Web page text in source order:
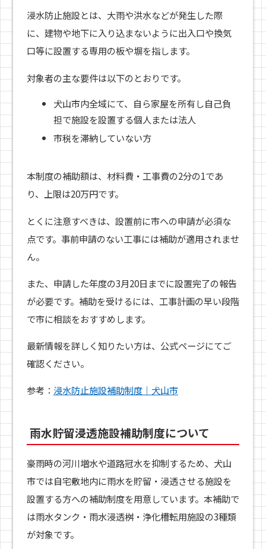
浸水防止施設とは、大雨や洪水などが発生した際
に、建物や地下に入り込まないように出入口や換気
口等に設置する専用の板や塀を指します。
対象者の主な要件は以下のとおりです。
犬山市内全域にて、自ら家屋を所有し自己負
担で施設を設置する個人または法人
市税を滞納していない方
本制度の補助額は、材料費・工事費の2分の1であ
り、上限は20万円です。
とくに注意すべきは、設置前に市への申請が必須な
点です。事前申請のない工事には補助が適用されませ
ん。
また、申請した年度の3月20日までに設置完了の報告
が必要です。補助を受けるには、工事計画の早い段階
で市に相談をおすすめします。
最新情報を詳しく知りたい方は、公式ページにてご
確認ください。
参考： 浸水防止施設補助制度｜犬山市
雨水貯留浸透施設補助制度について
豪雨時の河川増水や道路冠水を抑制するため、犬山
市では自宅敷地内に雨水を貯留・浸透させる施設を
設置する方への補助制度を用意しています。本補助で
は雨水タンク・雨水浸透桝・浄化槽転用施設の3種類
が対象です。